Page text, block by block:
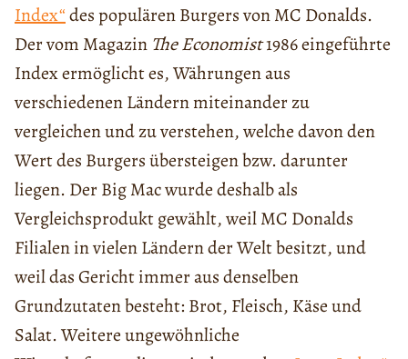
Index“des populären Burgers von MC Donalds.
Der vom Magazin The Economist1986 eingeführte
Index ermöglicht es, Währungen aus
verschiedenen Ländern miteinander zu
vergleichen und zu verstehen, welche davon den
Wert des Burgers übersteigen bzw. darunter
liegen. Der Big Mac wurde deshalb als
Vergleichsprodukt gewählt, weil MC Donalds
Filialen in vielen Ländern der Welt besitzt, und
weil das Gericht immer aus denselben
Grundzutaten besteht: Brot, Fleisch, Käse und
Salat. Weitere ungewöhnliche